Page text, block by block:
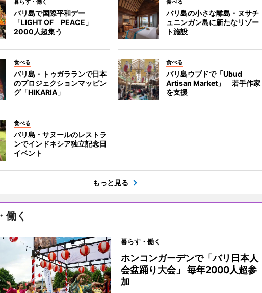
暮らす・働く
バリ島で国際平和デー
「LIGHT OF PEACE」
2000人超集う
食べる
バリ島の小さな離島・ヌサチ
ュニンガン島に新たなリゾー
ト施設
食べる
バリ島・トゥガラランで日本
のプロジェクションマッピン
グ「HIKARIA」
食べる
バリ島ウブドで「Ubud
Artisan Market」 若手作家
を支援
食べる
バリ島・サヌールのレストラ
ンでインドネシア独立記念日
イベント
もっと見る
働く
暮らす・働く
ホンコンガーデンで「バリ日本人
会盆踊り大会」 毎年2000人超参
加